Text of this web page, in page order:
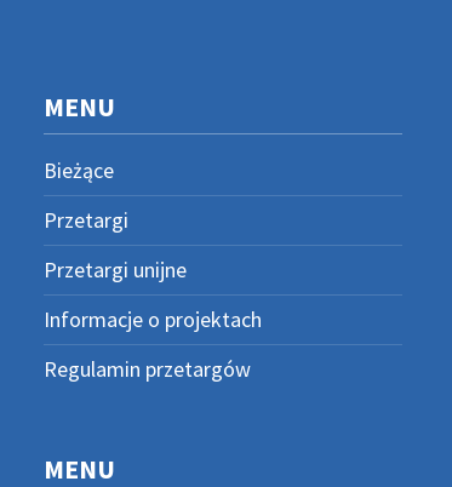
MENU
Bieżące
Przetargi
Przetargi unijne
Informacje o projektach
Regulamin przetargów
MENU